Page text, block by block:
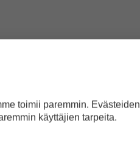
SEAMK
toimii paremmin. Evästeiden
käyttäjien tarpeita.